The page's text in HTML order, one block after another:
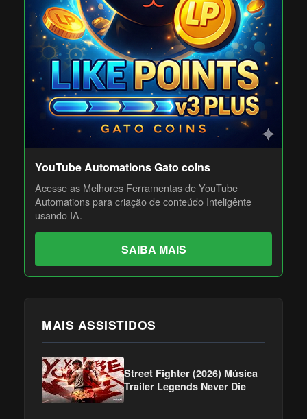
YouTube Automations Gato coins
Acesse as Melhores Ferramentas de YouTube
Automations para criação de conteúdo Inteligênte
usando IA.
SAIBA MAIS
MAIS ASSISTIDOS
Street Fighter (2026) Música
Trailer Legends Never Die